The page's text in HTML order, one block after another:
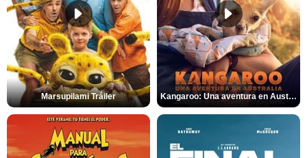
Marsupilami Tráiler Kangaroo: Una aventura en Australia Tráiler